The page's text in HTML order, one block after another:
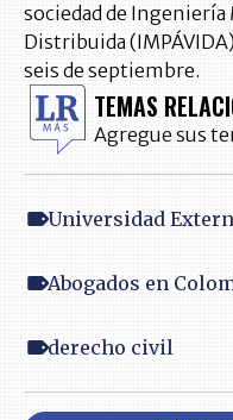
sociedad de
Distribuida
seis de septiembre.
TEMAS
Agregue sus
Universidad
Abogados en
derecho civil